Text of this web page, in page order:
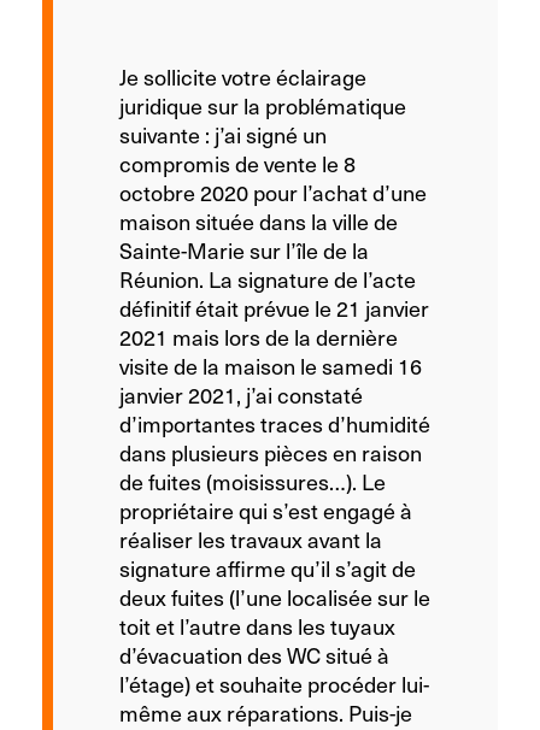
Je sollicite votre éclairage
juridique sur la problématique
suivante : j’ai signé un
compromis de vente le 8
octobre 2020 pour l’achat d’une
maison située dans la ville de
Sainte-Marie sur l’île de la
Réunion. La signature de l’acte
définitif était prévue le 21 janvier
2021 mais lors de la dernière
visite de la maison le samedi 16
janvier 2021, j’ai constaté
d’importantes traces d’humidité
dans plusieurs pièces en raison
de fuites (moisissures…). Le
propriétaire qui s’est engagé à
réaliser les travaux avant la
signature affirme qu’il s’agit de
deux fuites (l’une localisée sur le
toit et l’autre dans les tuyaux
d’évacuation des WC situé à
l’étage) et souhaite procéder lui-
même aux réparations. Puis-je